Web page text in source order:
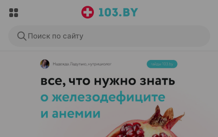
Поиск по сайту
ЭФФЕКТИВНАЯ РЕКЛАМА НА САЙТЕ